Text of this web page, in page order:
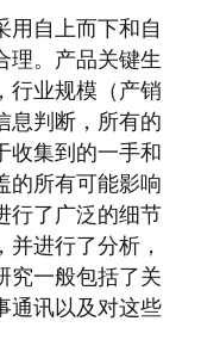
用自上而下和自
理。产品关键生
行业规模（产销
息判断，所有的
收集到的一手和
的所有可能影响
行了广泛的细节
进行了分析，
究一般包括了关
通讯以及对这些